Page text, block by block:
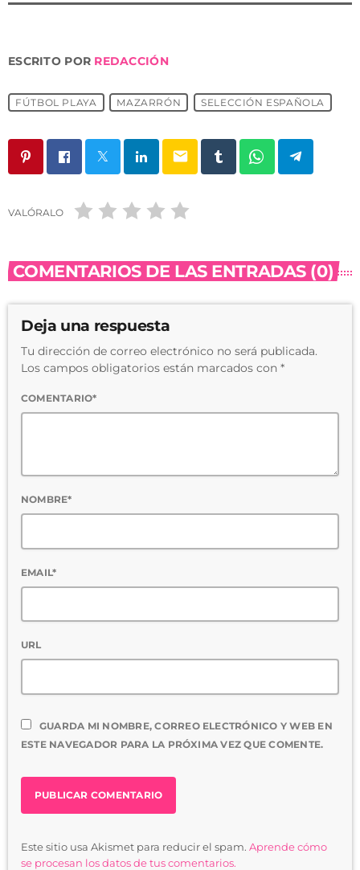
ESCRITO POR REDACCIÓN
FÚTBOL PLAYA MAZARRÓN SELECCIÓN ESPAÑOLA
email
VALÓRALO
COMENTARIOS DE LAS ENTRADAS (0)
Deja una respuesta
Tu dirección de correo electrónico no será publicada.
Los campos obligatorios están marcados con *
COMENTARIO*
NOMBRE*
EMAIL*
URL
GUARDA MI NOMBRE, CORREO ELECTRÓNICO Y WEB EN
ESTE NAVEGADOR PARA LA PRÓXIMA VEZ QUE COMENTE.
Este sitio usa Akismet para reducir el spam. Aprende cómo
se procesan los datos de tus comentarios.